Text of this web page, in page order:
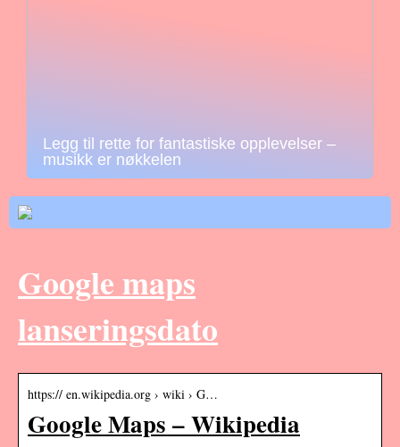
Legg til rette for fantastiske opplevelser –
musikk er nøkkelen
Google maps
lanseringsdato
https:// en.wikipedia.org › wiki › G…
Google Maps – Wikipedia